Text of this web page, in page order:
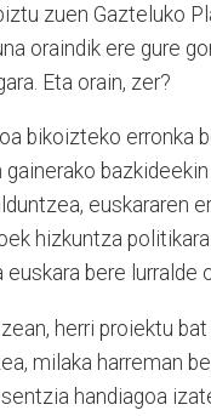
zuen Gazteluko
oraindik ere gure
Eta orain, zer?
bikoizteko erronka
euskararen
hizkuntza
bere lurralde
herri proiektu
milaka harreman
handiagoa